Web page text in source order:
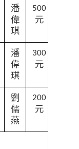
潘
偉
琪
500
元
潘
偉
琪
300
元
劉
儒
燕
200
元